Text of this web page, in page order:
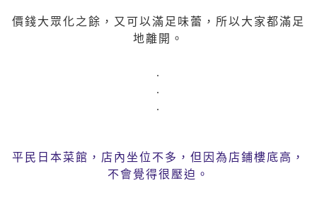
價錢大眾化之餘，又可以滿足味蕾，所以大家都滿足
地離開。
.
.
.
平民日本菜館，店內坐位不多，但因為店鋪樓底高，
不會覺得很壓迫。